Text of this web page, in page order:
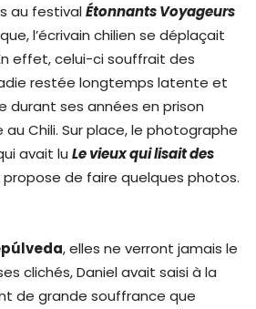
au festivalÉtonnants Voyageurs
l’écrivain chilien se déplaçait
effet, celui-ci souffrait des
restée longtemps latente et
durant ses années en prison
Chili. Sur place, le photographe
avait lu Le vieux qui lisait des
propose de faire quelques photos.
, elles ne verront jamais le
clichés, Daniel avait saisi à la
de grande souffrance que